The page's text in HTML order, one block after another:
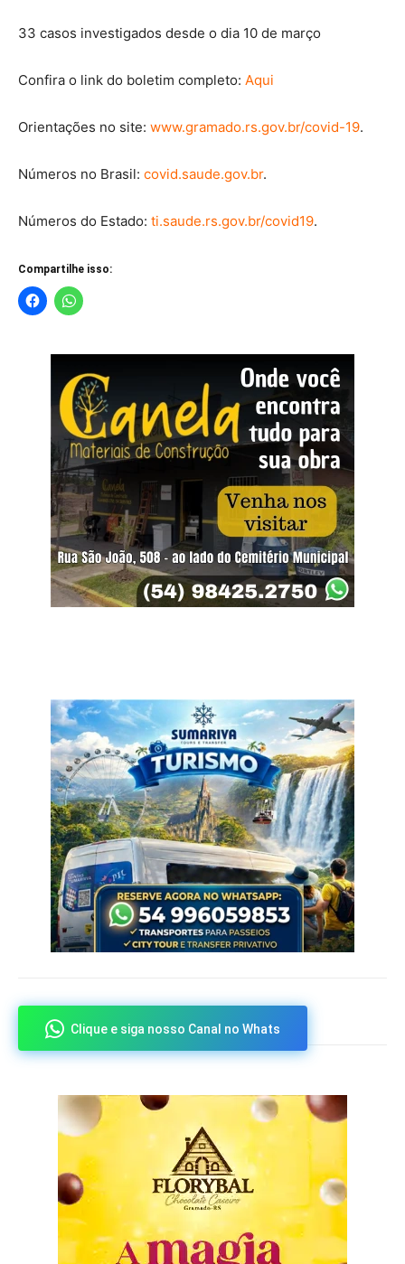
33 casos investigados desde o dia 10 de março
Confira o link do boletim completo: Aqui
Orientações no site: www.gramado.rs.gov.br/covid-19.
Números no Brasil: covid.saude.gov.br.
Números do Estado: ti.saude.rs.gov.br/covid19.
Compartilhe isso:
Clique e siga nosso Canal no Whats